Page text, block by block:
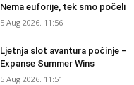
Nema euforije, tek smo počeli
5 Aug 2026. 11:56
Ljetnja slot avantura počinje –
Expanse Summer Wins
5 Aug 2026. 11:51